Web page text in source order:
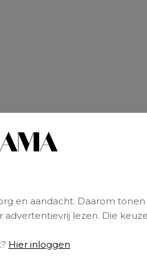
en aandacht. Daarom tonen
lezen. Die
Hier inloggen
veel te leren van